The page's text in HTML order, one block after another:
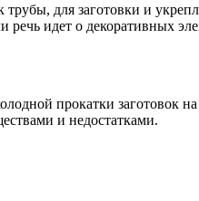
трубы, для заготовки и
идет о декоративных
прокатки заготовок
и недостатками.